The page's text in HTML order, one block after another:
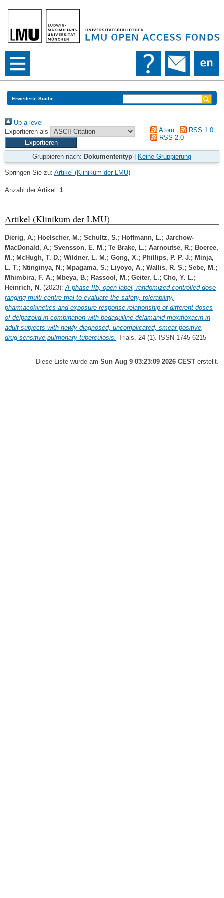
Erweiterte Suche
Up a level
Exportieren als
Atom
RSS 1.0
RSS 2.0
Gruppieren nach: Dokumententyp Keine Gruppierung
Springen Sie zu: Artikel (Klinikum der LMU)
Anzahl der Artikel: 1.
Artikel (Klinikum der LMU)
Dierig, A.; Hoelscher, M.; Schultz, S.; Hoffmann, L.; Jarchow-
MacDonald, A.; Svensson, E. M.; Te Brake, L.; Aarnoutse, R.; Boeree,
M.; McHugh, T. D.; Wildner, L. M.; Gong, X.; Phillips, P. P. J.; Minja,
L. T.; Ntinginya, N.; Mpagama, S.; Liyoyo, A.; Wallis, R. S.; Sebe, M.;
Mhimbira, F. A.; Mbeya, B.; Rassool, M.; Geiter, L.; Cho, Y. L.;
Heinrich, N. (2023):A phase IIb, open-label, randomized controlled dose
ranging multi-centre trial to evaluate the safety, tolerability,
pharmacokinetics and exposure-response relationship of different doses
of delpazolid in combination with bedaquiline delamanid moxifloxacin in
adult subjects with newly diagnosed, uncomplicated, smear-positive,
drug-sensitive pulmonary tuberculosis. Trials, 24 (1). ISSN 1745-6215
Diese Liste wurde am Sun Aug 9 03:23:09 2026 CEST erstellt.